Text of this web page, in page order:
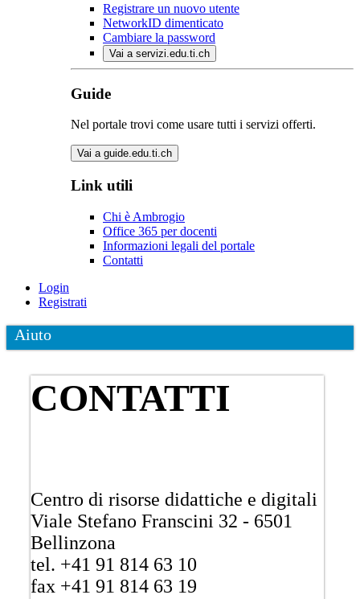
Registrare un nuovo utente
NetworkID dimenticato
Cambiare la password
Vai a servizi.edu.ti.ch
Guide
Nel portale trovi come usare tutti i servizi offerti.
Vai a guide.edu.ti.ch
Link utili
Chi è Ambrogio
Office 365 per docenti
Informazioni legali del portale
Contatti
Login
Registrati
Aiuto
CONTATTI
Centro di risorse didattiche e digitali
Viale Stefano Franscini 32 - 6501
Bellinzona
tel. +41 91 814 63 10
fax +41 91 814 63 19